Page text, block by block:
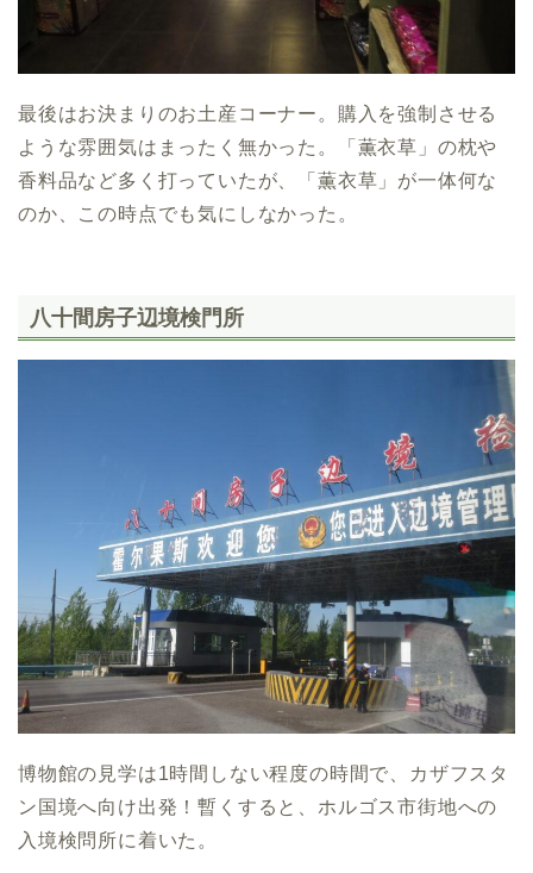
最後はお決まりのお土産コーナー。購入を強制させる
ような雰囲気はまったく無かった。「薫衣草」の枕や
香料品など多く打っていたが、「薫衣草」が一体何な
のか、この時点でも気にしなかった。
八十間房子辺境検門所
博物館の見学は1時間しない程度の時間で、カザフスタ
ン国境へ向け出発！暫くすると、ホルゴス市街地への
入境検問所に着いた。